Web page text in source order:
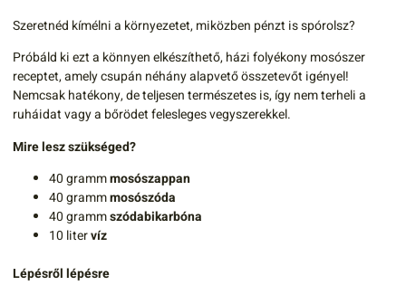
Szeretnéd kímélni a környezetet, miközben pénzt is spórolsz?
Próbáld ki ezt a könnyen elkészíthető, házi folyékony mosószer
receptet, amely csupán néhány alapvető összetevőt igényel!
Nemcsak hatékony, de teljesen természetes is, így nem terheli a
ruháidat vagy a bőrödet felesleges vegyszerekkel.
Mire lesz szükséged?
40 grammmosószappan
40 grammmosószóda
40 grammszódabikarbóna
10 litervíz
Lépésről lépésre